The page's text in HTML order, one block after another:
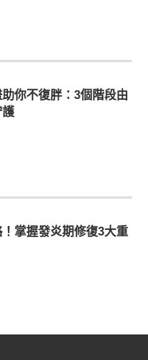
你不復胖：3個階段由
護
掌握發炎期修復3大重